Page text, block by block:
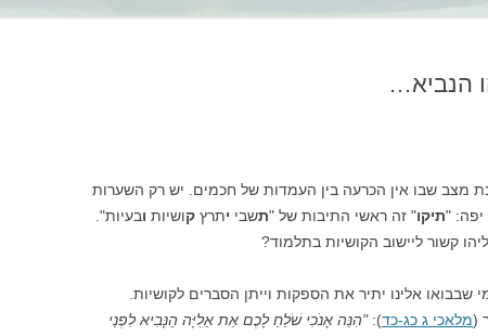
הנביא…
מצב שבו אין הכרעה בין העמדות של חכמים. יש רק השערות
יפה: "תיקו" זה ראשי התיבות של "תשבי יתרץ קושיות ובעיות".
קשור ליישוב הקושיות בתלמוד?
שבבואו אלינו יתיר את הספקות וייתן הסברים לקושיות.
(מלאכי ג כג-כד): "הִנֵּה אָנֹכִי שֹׁלֵחַ לָכֶם אֵת אֵלִיָּה הַנָּבִיא לִפְנֵי